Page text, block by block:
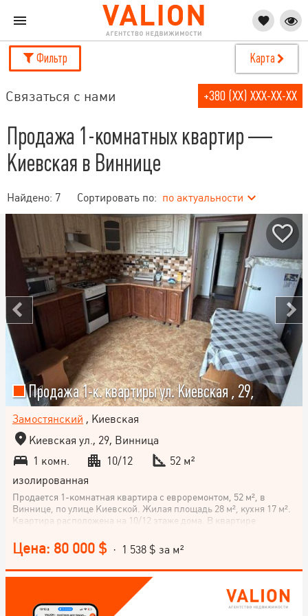
Фильтр Карта
Связаться с нами +380 (XX) XXX-XX-XX
Продажа 1-комнатных квартир —
Киевская в Виннице
Найдено: 7 Сортировать по: по актуальности
Продажа 1-к. квартиры ул. Киевская , 29,
Замостянский , Киевская
Киевская ул., 29, Винница
1 комн.
10/12
52 м²
изолированная
Продается 1-комнатная квартира с евроремонтом, 52 м², в
Виннице, по улице Киевской. Жилая площадь 28 м², кухня 17 м².
Квартира расположена на 10/12 этаже дома. В квартире
коммуникации. Горячее водоснабжение из котла. Интернет есть.
Есть мебель и бытовая техника. Мебель по договоренности
Прекрасный вид из окна Тихие соседи Теплые полы в коридоре
ванной и кухни Не упускайте шанс стать владельцем этой уютной
Цена: 80 000 $ · 1 538 $ за м²